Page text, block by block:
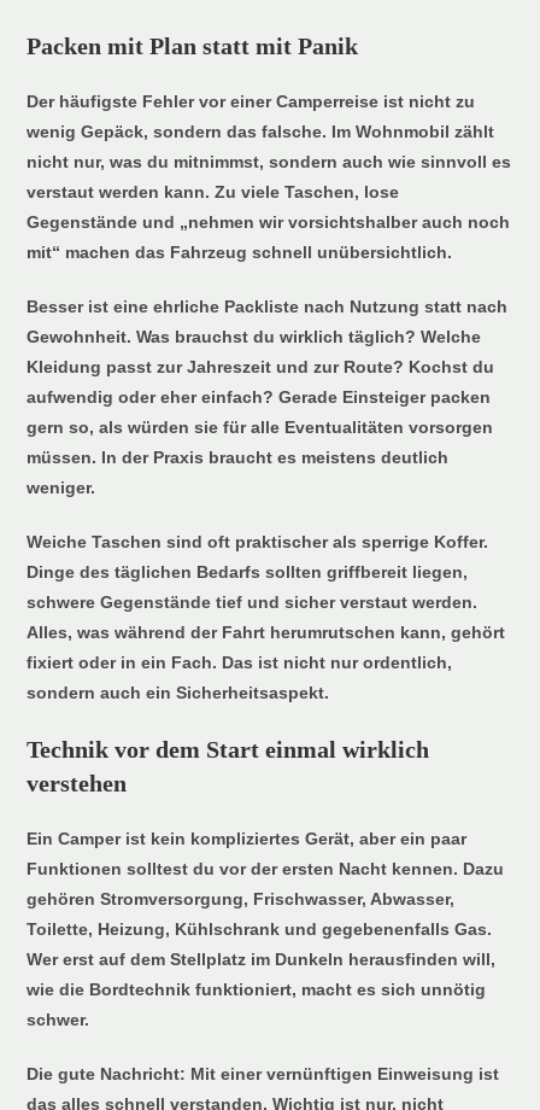
Packen mit Plan statt mit Panik
Der häufigste Fehler vor einer Camperreise ist nicht zu
wenig Gepäck, sondern das falsche. Im Wohnmobil zählt
nicht nur, was du mitnimmst, sondern auch wie sinnvoll es
verstaut werden kann. Zu viele Taschen, lose
Gegenstände und „nehmen wir vorsichtshalber auch noch
mit“ machen das Fahrzeug schnell unübersichtlich.
Besser ist eine ehrliche Packliste nach Nutzung statt nach
Gewohnheit. Was brauchst du wirklich täglich? Welche
Kleidung passt zur Jahreszeit und zur Route? Kochst du
aufwendig oder eher einfach? Gerade Einsteiger packen
gern so, als würden sie für alle Eventualitäten vorsorgen
müssen. In der Praxis braucht es meistens deutlich
weniger.
Weiche Taschen sind oft praktischer als sperrige Koffer.
Dinge des täglichen Bedarfs sollten griffbereit liegen,
schwere Gegenstände tief und sicher verstaut werden.
Alles, was während der Fahrt herumrutschen kann, gehört
fixiert oder in ein Fach. Das ist nicht nur ordentlich,
sondern auch ein Sicherheitsaspekt.
Technik vor dem Start einmal wirklich
verstehen
Ein Camper ist kein kompliziertes Gerät, aber ein paar
Funktionen solltest du vor der ersten Nacht kennen. Dazu
gehören Stromversorgung, Frischwasser, Abwasser,
Toilette, Heizung, Kühlschrank und gegebenenfalls Gas.
Wer erst auf dem Stellplatz im Dunkeln herausfinden will,
wie die Bordtechnik funktioniert, macht es sich unnötig
schwer.
Die gute Nachricht: Mit einer vernünftigen Einweisung ist
das alles schnell verstanden. Wichtig ist nur, nicht